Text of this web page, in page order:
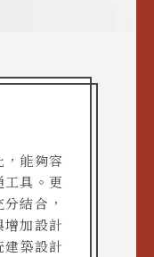
能夠容
具。更
結合，
加設計
築設計